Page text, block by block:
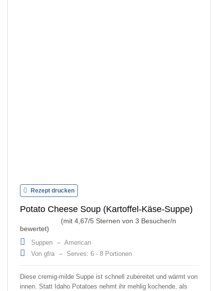
Rezept drucken
Potato Cheese Soup (Kartoffel-Käse-Suppe)
(mit 4,67/5 Sternen von 3 Besucher/n
bewertet)
Suppen – American
Von gfra – Serves: 6 - 8 Portionen
Diese cremig-milde Suppe ist schnell zubereitet und wärmt von
innen. Statt Idaho Potatoes nehmt ihr mehlig kochende, als